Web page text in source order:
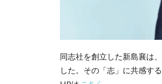
同志社を創立した新島襄は
した。その「志」に共感す